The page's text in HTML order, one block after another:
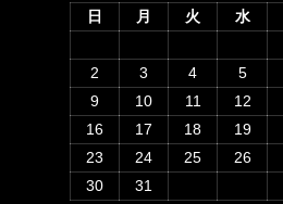
日
月 火 水
2
3 4 5
9
10 11 12
16
17 18 19
23
24 25 26
30
31